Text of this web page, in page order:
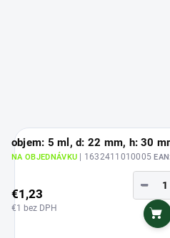
objem: 5 ml, d: 22 mm, h: 30
NA OBJEDNÁVKU | 1632411010005EAN:
€1,23
€1 bez DPH
−